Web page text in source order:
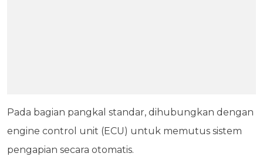
Pada bagian pangkal standar, dihubungkan dengan
engine control unit (ECU) untuk memutus sistem
pengapian secara otomatis.